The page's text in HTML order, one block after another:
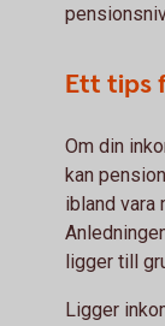
Ett tips
Om din
kan
ibland vara
ligger till
Ligger